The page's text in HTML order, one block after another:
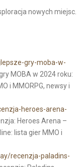
nowych miejsc.
gry-moba-w-
MOBA w 2024 roku:
i MMORPG, newsy i
heroes-arena-
Heroes Arena –
lista gier MMO i
recenzja-paladins-